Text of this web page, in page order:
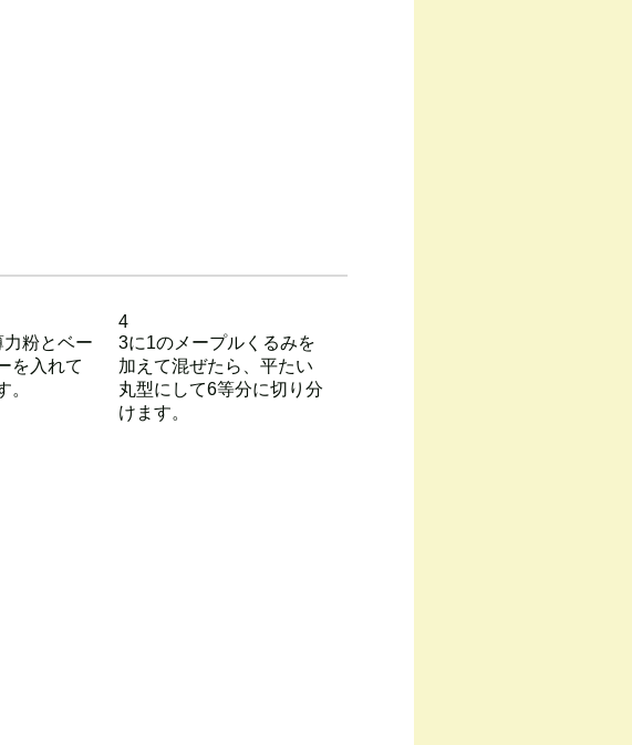
粉とベー
を入れて
。
4
3に1のメープルくるみを
加えて混ぜたら、平たい
丸型にして6等分に切り分
けます。